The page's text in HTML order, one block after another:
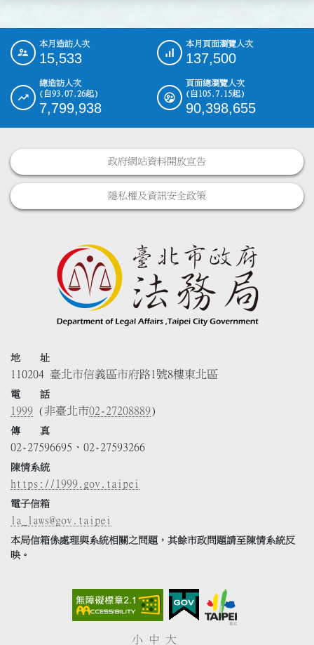
::: 本月造訪人次
15,533
本月頁面瀏覽人次
137,500
總造訪人次
(自93.07.26起)
7,799,938
頁面總瀏覽人次
(自105.7.15起)
90,398,655
政府網站資料開放宣告
隱私權及資訊安全政策
地 址
110204 臺北市信義區市府路1號8樓東北區
電 話
1999 (非臺北市02-27208889)
傳 真
02-27596695、02-27593266
陳情系統
https://1999.gov.taipei
電子信箱
la_laws@gov.taipei
本局信箱係處理與系統相關之問題，其餘市政問題請至陳情系統反
映。
小 中 大